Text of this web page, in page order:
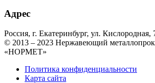
Адрес
Россия, г. Екатеринбург, ул. Кислородная,
© 2013 – 2023 Нержавеющий
«НОРМЕТ»
Политика конфиденциальности
Карта сайта